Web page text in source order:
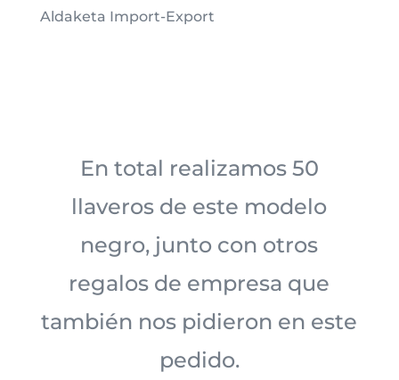
Aldaketa Import-Export
En total realizamos 50
llaveros de este modelo
negro, junto con otros
regalos de empresa que
también nos pidieron en este
pedido.